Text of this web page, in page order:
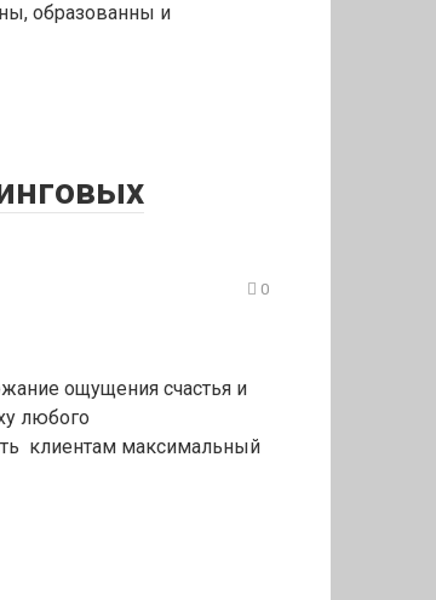
образованны и
0
ощущения счастья и
любого
клиентам максимальный